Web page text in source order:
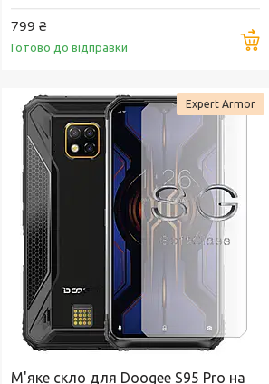
Купити
799 ₴
Готово до відправки
Expert Armor
М'яке скло для Doogee S95 Pro на